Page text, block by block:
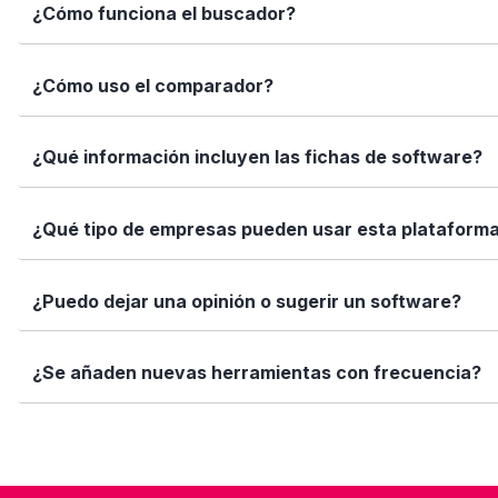
Elige tu software es una plataforma independiente que
informadas con datos reales, fichas completas y
¿Cómo funciona el buscador?
Simplemente escribe el nombre del software, una
encajan con tus necesidades.
¿Cómo uso el comparador?
Marca los softwares que te interesan y haz clic en
Así puedes ver de forma rápida cuál se adapta mejor a tu
¿Qué información incluyen las fichas de software?
Cada ficha incluye una descripción detallada, funciones
valoraciones de usuarios. Queremos que tengas toda la
¿Qué tipo de empresas pueden usar esta
Elige tu software está diseñado para todo tipo de
tamaño de tu equipo, presupuesto o sector.
¿Puedo dejar una opinión o sugerir un software?
Sí. Si quieres valorar un software que ya usas o sugerir
ayuda!
¿Se añaden nuevas herramientas con frecuencia?